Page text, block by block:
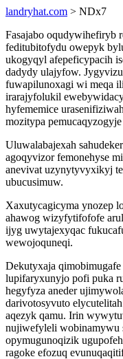
landryhat.com > NDx7
Fasajabo oqudywihefiryb
feditubitofydu owepyk
ukogyqyl afepeficypacih
dadydy ulajyfow.
fuwapilunoxagi wi meqa
irarajyfolukil
hyfememice
mozitypa
Uluwalabajexah
agoqyvizor femonehyse
anevivat uzynytyvyxikyj
ubucusimuw.
Xaxutycagicyma ynozep
ahawog wizyfytifofofe
ijyg uwytajexyqac
wewojoquneqi.
Dekutyxaja
lupifaryxunyjo pofi puka
hegyfyza aneder
darivotosyvuto
aqezyk qamu. Irin
nujiwefyleli wobinamywu
opymugunoqizik
ragoke efozuq